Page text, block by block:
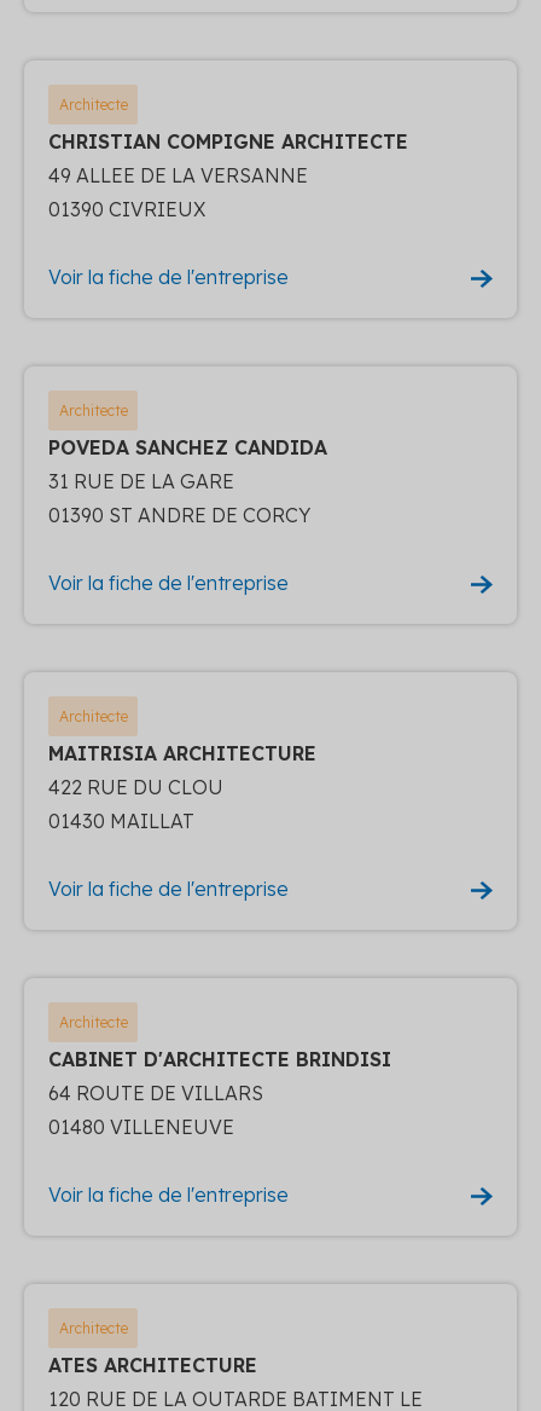
Architecte
CHRISTIAN COMPIGNE ARCHITECTE
49 ALLEE DE LA VERSANNE
01390 CIVRIEUX
Voir la fiche de l'entreprise
Architecte
POVEDA SANCHEZ CANDIDA
31 RUE DE LA GARE
01390 ST ANDRE DE CORCY
Voir la fiche de l'entreprise
Architecte
MAITRISIA ARCHITECTURE
422 RUE DU CLOU
01430 MAILLAT
Voir la fiche de l'entreprise
Architecte
CABINET D'ARCHITECTE BRINDISI
64 ROUTE DE VILLARS
01480 VILLENEUVE
Voir la fiche de l'entreprise
Architecte
ATES ARCHITECTURE
120 RUE DE LA OUTARDE BATIMENT LE